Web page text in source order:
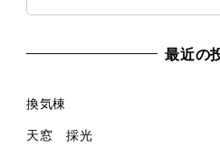
最近の
換気棟
天窓 採光